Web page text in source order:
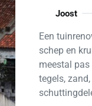
Joost
Een
schep en
meestal
tegels,